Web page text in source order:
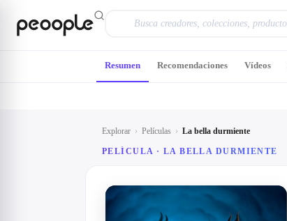
Explorar › Películas › La bella durmiente
PELÍCULA · LA BELLA DURMIENTE
Resumen Recomendaciones Vídeos